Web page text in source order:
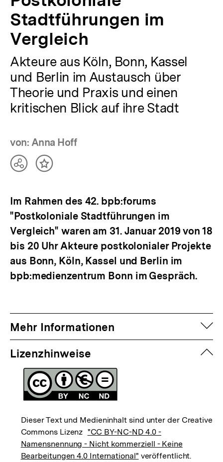
Stadtführungen im
Vergleich
Akteure aus Köln, Bonn, Kassel
und Berlin im Austausch über
Theorie und Praxis und einen
kritischen Blick auf ihre Stadt
von: Anna Hoff
TeilenInhalt
Im Rahmen des 42. bpb:forums
"Postkoloniale Stadtführungen im
Vergleich" waren am 31. Januar 2019 von 18
bis 20 Uhr Akteure postkolonialer Projekte
aus Bonn, Köln, Kassel und Berlin im
bpb:medienzentrum Bonn im Gespräch.
Mehr Informationen
Lizenzhinweise
Dieser Text und Medieninhalt sind unter der Creative
Commons Lizenz "CC BY-NC-ND 4.0 -
Namensnennung - Nicht kommerziell - Keine
Bearbeitungen 4.0 International" veröffentlicht.